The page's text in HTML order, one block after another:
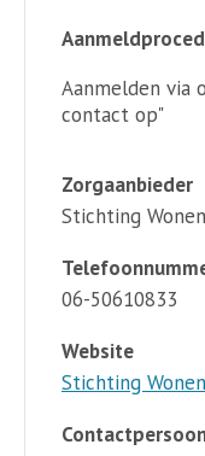
Aanmelden via
contact op"
Zorgaanbieder
Stichting
06-50610833
Website
Stichting